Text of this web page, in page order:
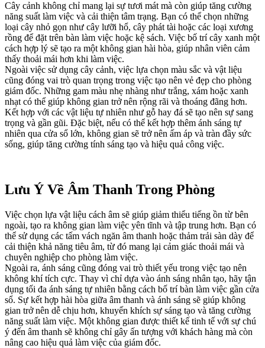
Cây cảnh không chỉ mang lại sự tươi mát mà còn giúp tăng cường
năng suất làm việc và cải thiện tâm trạng. Bạn có thể chọn những
loại cây nhỏ gọn như cây lưỡi hổ, cây phát tài hoặc các loại xương
rồng để đặt trên bàn làm việc hoặc kệ sách. Việc bố trí cây xanh một
cách hợp lý sẽ tạo ra một không gian hài hòa, giúp nhân viên cảm
thấy thoải mái hơn khi làm việc.
Ngoài việc sử dụng cây cảnh, việc lựa chọn màu sắc và vật liệu
cũng đóng vai trò quan trọng trong việc tạo nên vẻ đẹp cho phòng
giám đốc. Những gam màu nhẹ nhàng như trắng, xám hoặc xanh
nhạt có thể giúp không gian trở nên rộng rãi và thoáng đãng hơn.
Kết hợp với các vật liệu tự nhiên như gỗ hay đá sẽ tạo nên sự sang
trọng và gần gũi. Đặc biệt, nếu có thể kết hợp thêm ánh sáng tự
nhiên qua cửa sổ lớn, không gian sẽ trở nên ấm áp và tràn đầy sức
sống, giúp tăng cường tính sáng tạo và hiệu quả công việc.
Lưu Ý Về Âm Thanh Trong Phòng
Việc chọn lựa vật liệu cách âm sẽ giúp giảm thiểu tiếng ồn từ bên
ngoài, tạo ra không gian làm việc yên tĩnh và tập trung hơn. Bạn có
thể sử dụng các tấm vách ngăn âm thanh hoặc thảm trải sàn dày để
cải thiện khả năng tiêu âm, từ đó mang lại cảm giác thoải mái và
chuyên nghiệp cho phòng làm việc.
Ngoài ra, ánh sáng cũng đóng vai trò thiết yếu trong việc tạo nên
không khí tích cực. Thay vì chỉ dựa vào ánh sáng nhân tạo, hãy tận
dụng tối đa ánh sáng tự nhiên bằng cách bố trí bàn làm việc gần cửa
sổ. Sự kết hợp hài hòa giữa âm thanh và ánh sáng sẽ giúp không
gian trở nên dễ chịu hơn, khuyến khích sự sáng tạo và tăng cường
năng suất làm việc. Một không gian được thiết kế tinh tế với sự chú
ý đến âm thanh sẽ không chỉ gây ấn tượng với khách hàng mà còn
nâng cao hiệu quả làm việc của giám đốc.